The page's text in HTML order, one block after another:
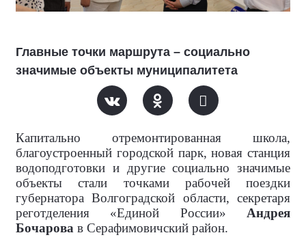
Главные точки маршрута – социально
значимые объекты муниципалитета
Капитально отремонтированная школа,
благоустроенный городской парк, новая станция
водоподготовки и другие социально значимые
объекты стали точками рабочей поездки
губернатора Волгоградской области, секретаря
реготделения «Единой России» Андрея
Бочарова в Серафимовичский район.